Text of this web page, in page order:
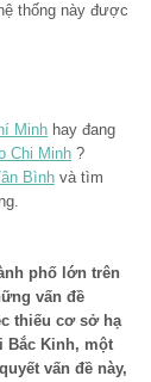
thống này được
Minh hay đang
Chi Minh ?
Bình và tìm
phố lớn trên
vấn đề
thiếu cơ sở hạ
Bắc Kinh, một
vấn đề này,